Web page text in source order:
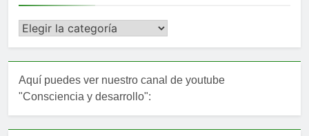
Categorías
Aquí puedes ver nuestro canal de youtube
"Consciencia y desarrollo":